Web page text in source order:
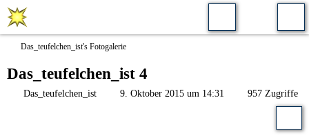
Das_teufelchen_ist's Fotogalerie
Das_teufelchen_ist 4
Das_teufelchen_ist 9. Oktober 2015 um 14:31 957 Zugriffe